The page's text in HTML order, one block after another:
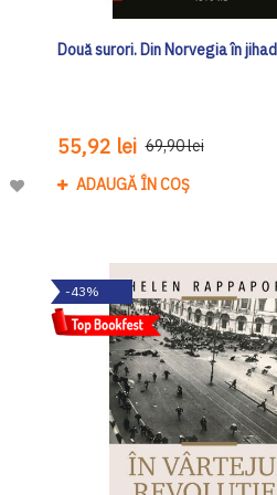
Adaugă
Dorinte
Două surori. Din Norvegia în
55,92 lei 69,90 lei
ADAUGĂ ÎN COȘ
-43%